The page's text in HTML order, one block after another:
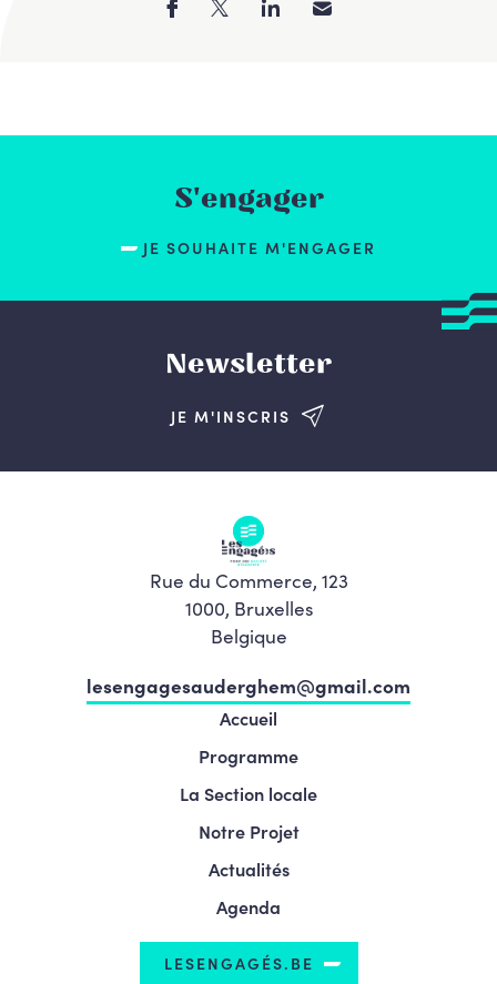
S'engager
JE SOUHAITE M'ENGAGER
Newsletter
JE M'INSCRIS
Rue du Commerce, 123
1000, Bruxelles
Belgique
lesengagesauderghem@gmail.com
Accueil
Programme
La Section locale
Notre Projet
Actualités
Agenda
LESENGAGÉS.BE